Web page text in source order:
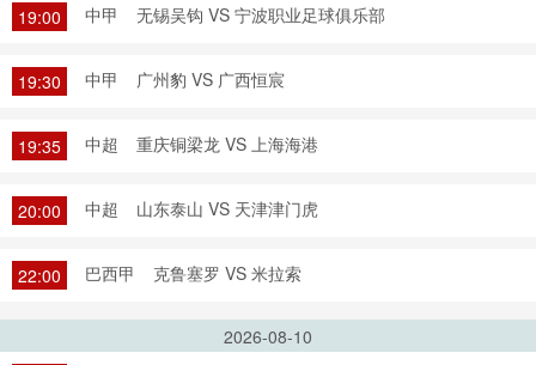
19:00 中甲 无锡吴钩 VS 宁波职业足球俱乐部
19:30 中甲 广州豹 VS 广西恒宸
19:35 中超 重庆铜梁龙 VS 上海海港
20:00 中超 山东泰山 VS 天津津门虎
22:00 巴西甲 克鲁塞罗 VS 米拉索
2026-08-10